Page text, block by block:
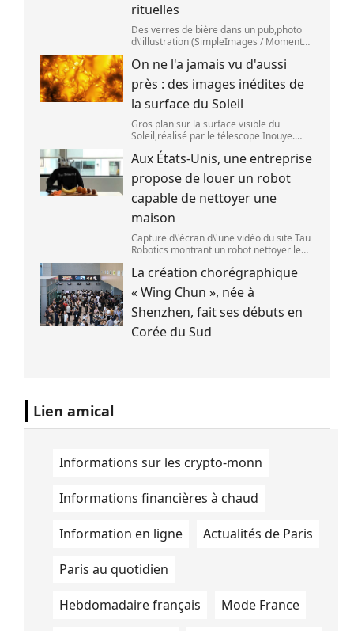
rituelles
Des verres de bière dans un pub,photo
d\'illustration (SimpleImages / Moment
alcoolisée du monde. Les premières
traces de bière ont été retrouvées ch
On ne l'a jamais vu d'aussi
près : des images inédites de
la surface du Soleil
Gros plan sur la surface visible du
Soleil,réalisé par le télescope Inouye.
(NSF/NSO/AURA/MPS) Certains se
préparent peut-être à photographier le
mieux possible l\'éclipse solaire,prévue le
1
Aux États-Unis, une entreprise
propose de louer un robot
capable de nettoyer une
maison
Capture d\'écran d\'une vidéo du site Tau
Robotics montrant un robot nettoyer le
Robotics)
La création chorégraphique
« Wing Chun », née à
Shenzhen, fait ses débuts en
Corée du Sud
Lien amical
Informations sur les crypto-monn
Informations financières à chaud
Information en ligne Actualités de Paris
Paris au quotidien
Hebdomadaire français Mode France